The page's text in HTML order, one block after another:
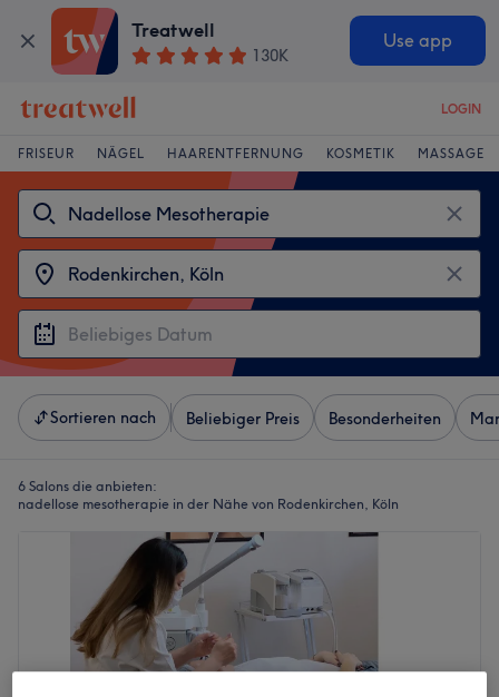
Treatwell
130K
Use app
LOGIN
FRISEUR NÄGEL HAARENTFERNUNG KOSMETIK MASSAGE
Sortieren nach Beliebiger Preis Besonderheiten
6 Salons die anbieten:
nadellose mesotherapie in der Nähe von Rodenkirchen, Köln